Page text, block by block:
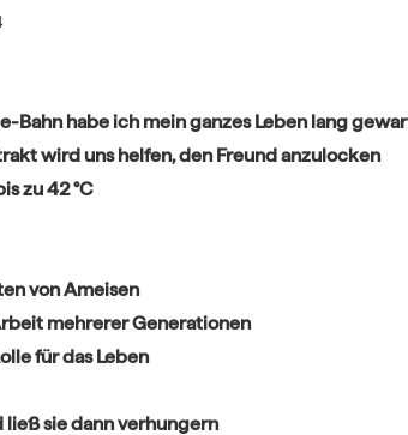
Bahn habe ich mein ganzes Leben lang
wird uns helfen, den Freund anzulocken
zu 42 °C
von Ameisen
mehrerer Generationen
für das Leben
ließ sie dann verhungern